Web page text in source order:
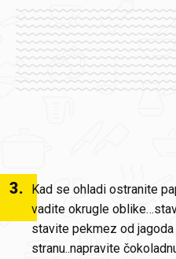
3.
Kad se ohladi ostranite
vadite okrugle
stavite pekmez od jagoda
stranu..napravite